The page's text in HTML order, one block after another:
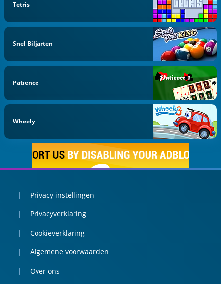
Tetris
Snel Biljarten
Patience
Wheely
Privacy instellingen
Privacyverklaring
Cookieverklaring
Algemene voorwaarden
Over ons